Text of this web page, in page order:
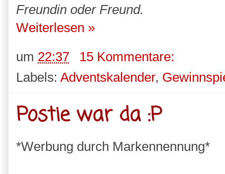
Freundin oder Freund.
Weiterlesen »
um 22:37
15 Kommentare:
Labels: Adventskalender,
Postie war da :P
*Werbung durch Markennennung*